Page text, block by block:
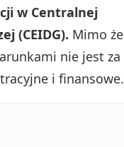
w Centralnej
(CEIDG). Mimo że
nie jest za
i finansowe.